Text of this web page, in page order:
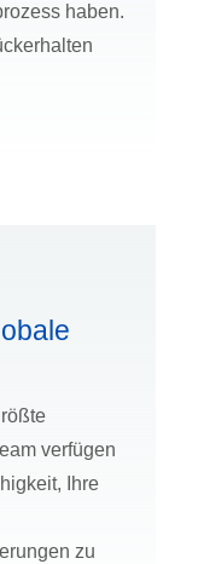
haben.
verfügen
Ihre
zu